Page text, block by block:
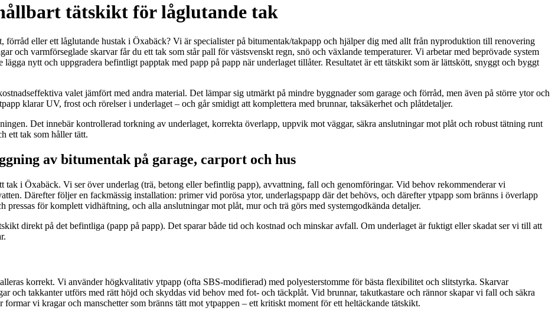
tätskikt för låglutande tak
eller ett låglutande hustak i Öxabäck? Vi är specialister på bitumentak/takpapp och hjälper dig med allt från nyproduktion till renovering
och varmförseglade skarvar får du ett tak som står pall för västsvenskt regn, snö och växlande temperaturer. Vi arbetar med beprövade system
nytt och uppgradera befintligt papptak med papp på papp när underlaget tillåter. Resultatet är ett tätskikt som är lättskött, snyggt och byggt
valet jämfört med andra material. Det lämpar sig utmärkt på mindre byggnader som garage och förråd, men även på större ytor och
klarar UV, frost och rörelser i underlaget – och går smidigt att komplettera med brunnar, taksäkerhet och plåtdetaljer.
Det innebär kontrollerad torkning av underlaget, korrekta överlapp, uppvik mot väggar, säkra anslutningar mot plåt och robust tätning runt
ett tak som håller tätt.
av bitumentak på garage, carport och hus
i Öxabäck. Vi ser över underlag (trä, betong eller befintlig papp), avvattning, fall och genomföringar. Vid behov rekommenderar vi
Därefter följer en fackmässig installation: primer vid porösa ytor, underlagspapp där det behövs, och därefter ytpapp som bränns i överlapp
för komplett vidhäftning, och alla anslutningar mot plåt, mur och trä görs med systemgodkända detaljer.
direkt på det befintliga (papp på papp). Det sparar både tid och kostnad och minskar avfall. Om underlaget är fuktigt eller skadat ser vi till att
korrekt. Vi använder högkvalitativ ytpapp (ofta SBS-modifierad) med polyesterstomme för bästa flexibilitet och slitstyrka. Skarvar
och takkanter utförs med rätt höjd och skyddas vid behov med fot- och täckplåt. Vid brunnar, takutkastare och rännor skapar vi fall och säkra
vi kragar och manschetter som bränns tätt mot ytpappen – ett kritiskt moment för ett heltäckande tätskikt.